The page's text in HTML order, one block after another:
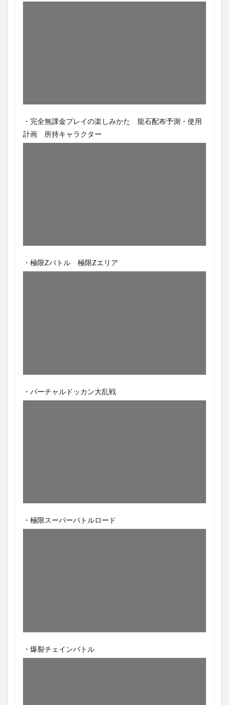
・完全無課金プレイの楽しみかた 龍石配布予測・使用
計画 所持キャラクター
・極限Zバトル 極限Zエリア
・バーチャルドッカン大乱戦
・極限スーパーバトルロード
・爆裂チェインバトル